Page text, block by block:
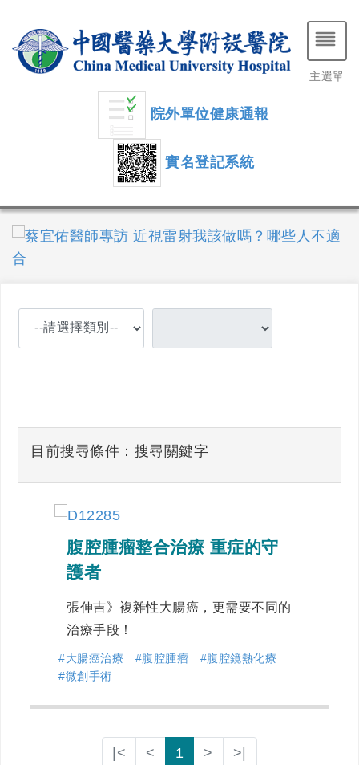
院外單位健康通報
實名登記系統
主選單
目前搜尋條件：搜尋關鍵字
腹腔腫瘤整合治療 重症的守
護者
張伸吉》複雜性大腸癌，更需要不同的
治療手段！
#大腸癌治療 #腹腔腫瘤
#腹腔鏡熱化療
#微創手術
|< < 1 > >|